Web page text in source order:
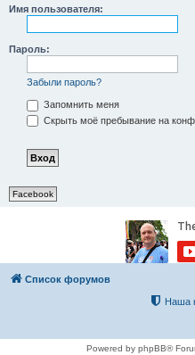
Имя пользователя:
Пароль:
Забыли пароль?
Запомнить меня
Скрыть моё пребывание на
Facebook
Список форумов
Наша
Powered by phpBB®